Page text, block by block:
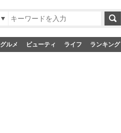
グルメ ビューティ ライフ ランキング